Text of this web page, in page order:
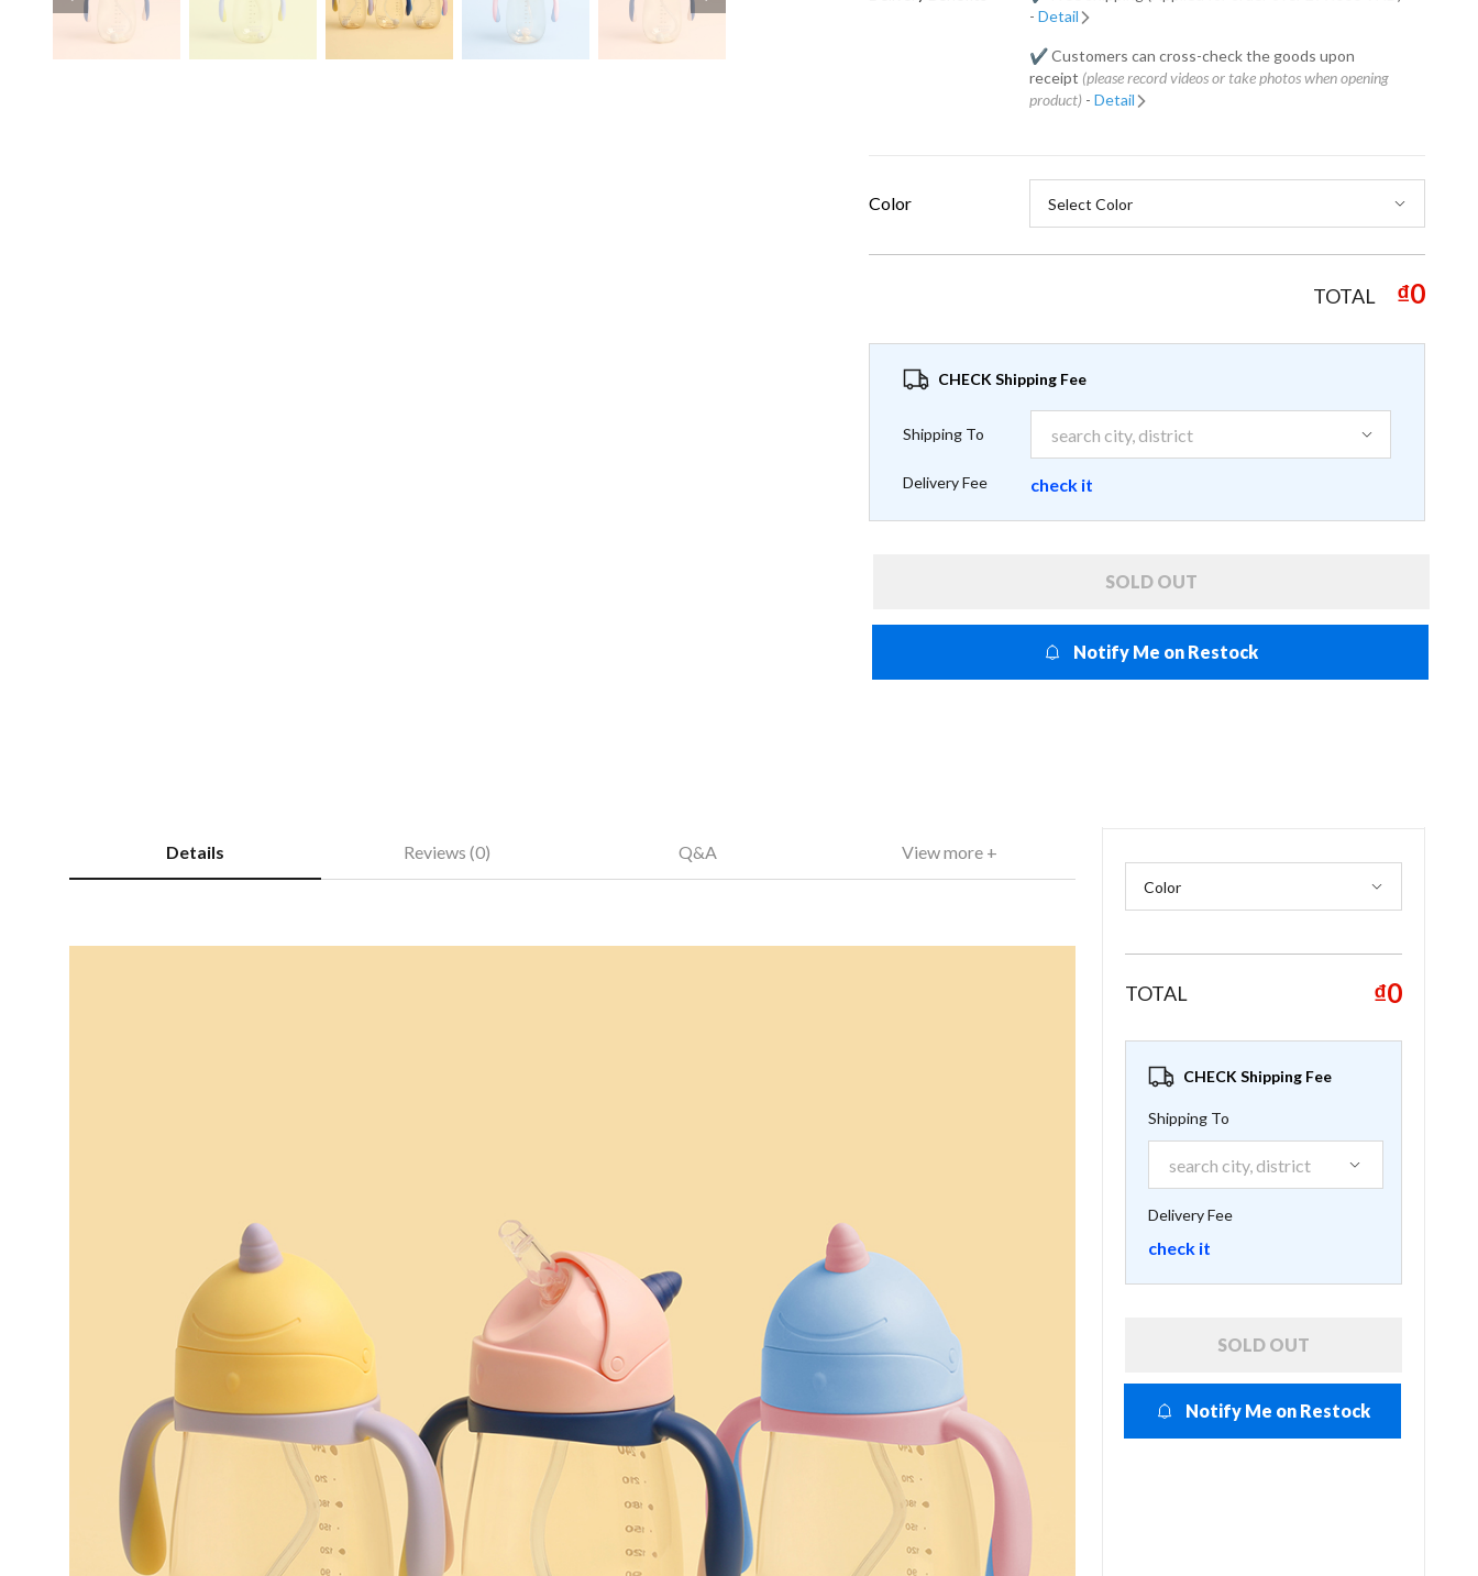
- Detail
✔️ Customers can cross-check the goods upon
receipt (please record videos or take photos when opening
product) - Detail
Color
TOTAL ₫0
CHECK Shipping Fee
Shipping To
Delivery Fee check it
SOLD OUT
Notify Me on Restock
Details Reviews (0) Q&A View more +
TOTAL ₫0
CHECK Shipping Fee
Shipping To
Delivery Fee
check it
SOLD OUT
Notify Me on Restock